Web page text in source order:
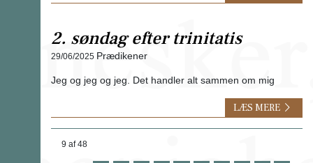
2. søndag efter trinitatis
29/06/2025 Prædikener
Jeg og jeg og jeg. Det handler alt sammen om mig
LÆS MERE
9 af 48